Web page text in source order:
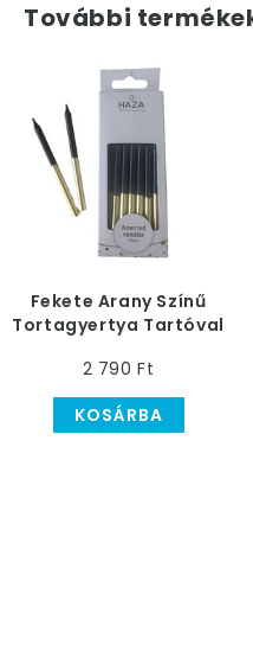
További
Fekete Arany Színű
Tortagyertya Tartóval
2 790 Ft
KOSÁRBA